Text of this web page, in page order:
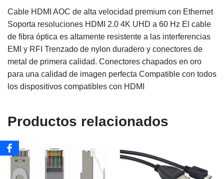
Cable HDMI AOC de alta velocidad premium con Ethernet
Soporta resoluciones HDMI 2.0 4K UHD a 60 Hz El cable
de fibra óptica es altamente resistente a las interferencias
EMI y RFI Trenzado de nylon duradero y conectores de
metal de primera calidad. Conectores chapados en oro
para una calidad de imagen perfecta Compatible con todos
los dispositivos compatibles con HDMI
Productos relacionados